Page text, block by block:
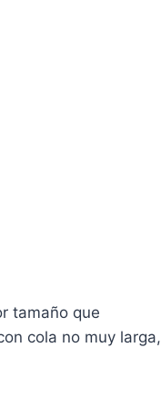
tamaño que
cola no muy larga,